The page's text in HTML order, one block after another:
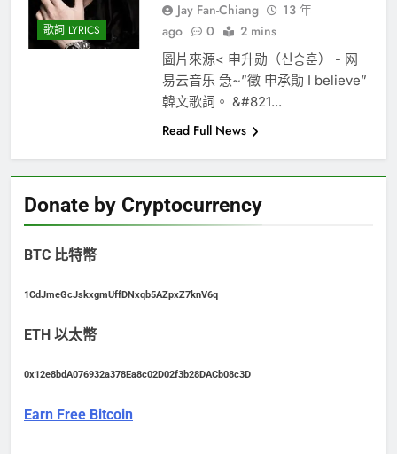
歌詞 LYRICS
Jay Fan-Chiang
13 年
ago
0 2 mins
圖片來源< 申升勋（신승훈） - 网
易云音乐 急~ ”徵 申承勛 I believe ”
韓文歌詞。 &#821...
Read Full News
Donate by Cryptocurrency
BTC 比特幣
1CdJmeGcJskxgmUffDNxqb5AZpxZ7knV6q
ETH 以太幣
0x12e8bdA076932a378Ea8c02D02f3b28DACb08c3D
Earn Free Bitcoin